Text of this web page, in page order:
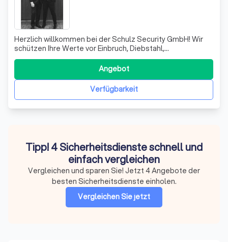
Herzlich willkommen bei der Schulz Security GmbH! Wir
schützen Ihre Werte vor Einbruch, Diebstahl,
Sachschäden, Vandalismus und Produktionsausfällen. Ihr
Anliegen ist unser Auftrag, und wir setzen alles daran,
Ihnen den bestmöglichen Schutz zu bieten. Seit 2017 sind
wir als inhabergeführter Sicherhe
Verfügbarkeit
Angebot
Tipp! 4 Sicherheitsdienste schnell und
einfach vergleichen
Vergleichen und sparen Sie! Jetzt 4 Angebote der
besten Sicherheitsdienste einholen.
Vergleichen Sie jetzt